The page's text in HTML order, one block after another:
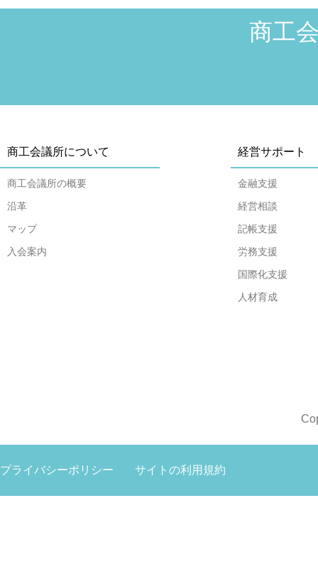
商工
商工会議所について
商工会議所の概要
沿革
マップ
入会案内
経営サポート
金融支援
経営相談
記帳支援
労務支援
国際化支援
人材育成
プライバシーポリシー サイトの利用規約